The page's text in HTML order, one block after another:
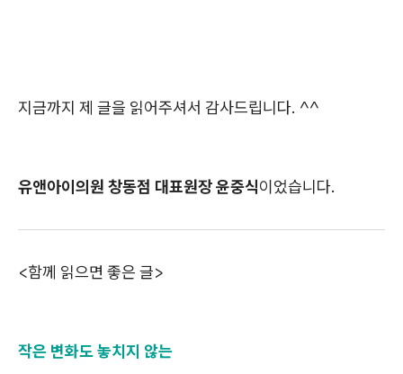
지금까지 제 글을 읽어주셔서 감사드립니다. ^^
유앤아이의원 창동점 대표원장 윤중식이었습니다.
<함께 읽으면 좋은 글>
작은 변화도 놓치지 않는